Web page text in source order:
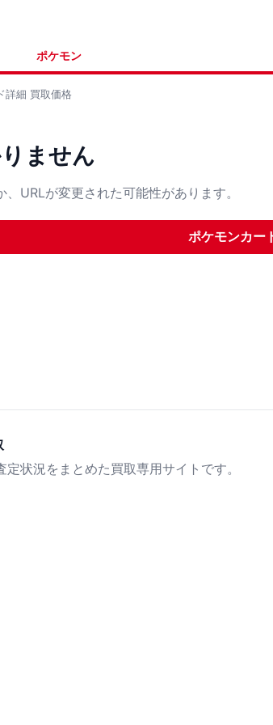
ポケモン
詳細 買取価格
ません
URLが変更された可能性があります。
ポケモンカー
状況をまとめた買取専用サイトです。